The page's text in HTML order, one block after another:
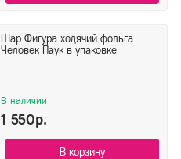
Шар Фигура ходячий фольга
Человек Паук в упаковке
В наличии
1 550р.
В корзину